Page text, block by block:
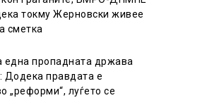
токму Жерновски живее
сметка
една пропадната држава
Додека правдата е
„реформи“, луѓето се